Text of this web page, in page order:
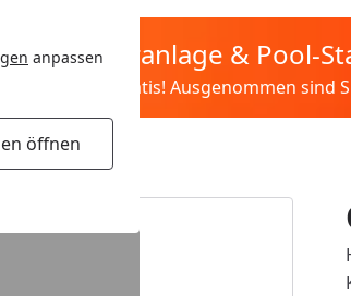
anpassen
öffnen
Sandfilteranlage & Pool-
Filter&Pflege gratis! Ausgenommen